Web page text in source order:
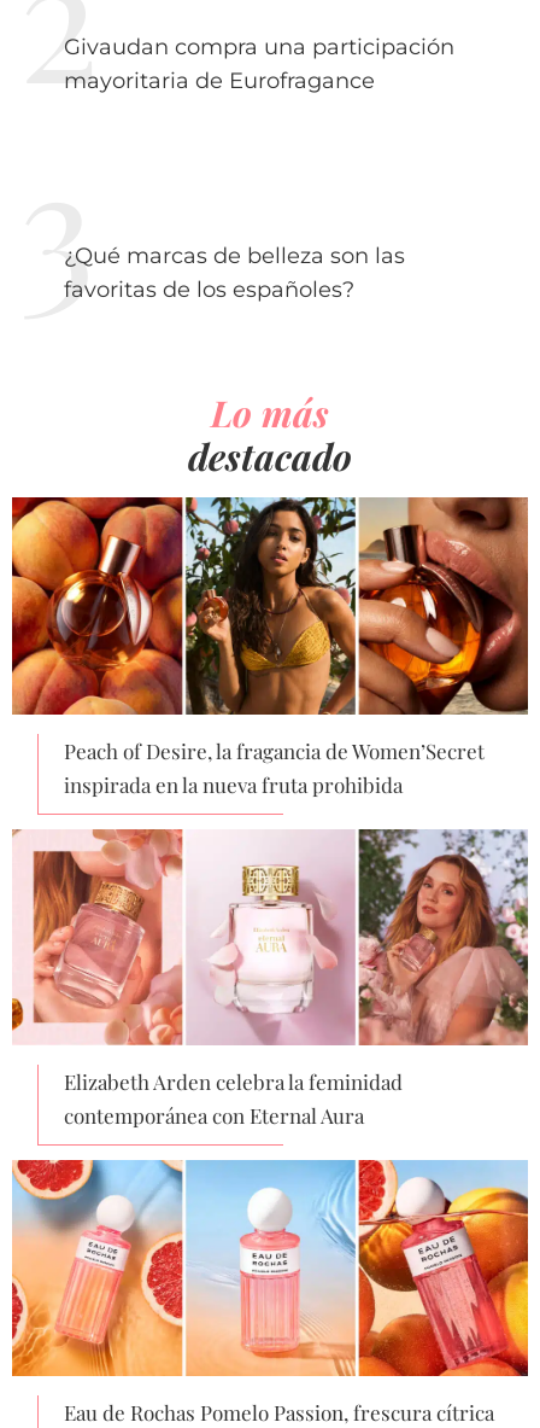
Givaudan compra una participación
mayoritaria de Eurofragance
¿Qué marcas de belleza son las
favoritas de los españoles?
Lo más
destacado
Peach of Desire, la fragancia de Women’Secret
inspirada en la nueva fruta prohibida
Elizabeth Arden celebra la feminidad
contemporánea con Eternal Aura
Eau de Rochas Pomelo Passion, frescura cítrica